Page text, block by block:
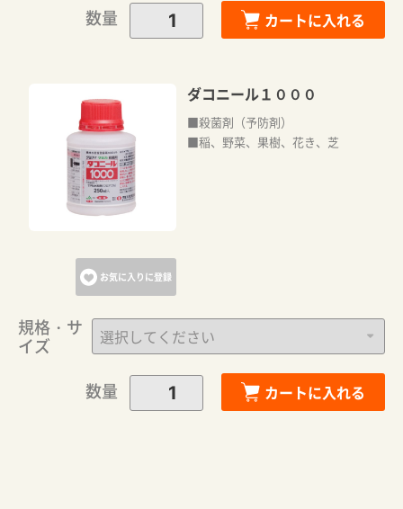
数量
カートに入れる
お気に入りに登録
ダコニール１０００
■殺菌剤（予防剤）
■稲、野菜、果樹、花き、芝
規格・サ
イズ
数量
カートに入れる